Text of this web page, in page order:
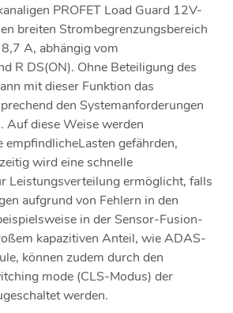
PROFET Load Guard 12V-
breiten Strombegrenzungsbereich
A, abhängig vom
R DS(ON). Ohne Beteiligung des
mit dieser Funktion das
den Systemanforderungen
Auf diese Weise werden
empfindlicheLasten gefährden,
wird eine schnelle
Leistungsverteilung ermöglicht, falls
aufgrund von Fehlern in den
in der Sensor-Fusion-
kapazitiven Anteil, wie ADAS-
können zudem durch den
mode (CLS-Modus) der
werden.